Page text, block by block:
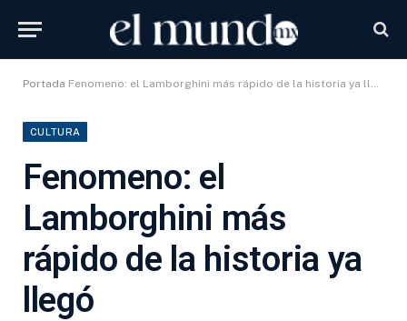
Portada Fenomeno: el Lamborghini más rápido de la historia ya llegó
CULTURA
Fenomeno: el
Lamborghini más
rápido de la historia ya
llegó